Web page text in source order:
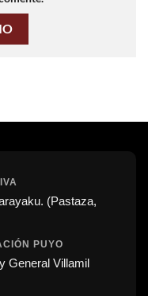
(Pastaza,
PUYO
General Villamil